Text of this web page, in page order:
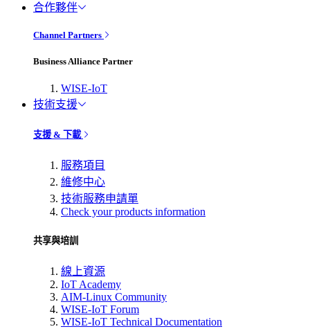
合作夥伴
Channel Partners
Business Alliance Partner
WISE-IoT
技術支援
支援 & 下載
服務項目
維修中心
技術服務申請單
Check your products information
共享與培訓
線上資源
IoT Academy
AIM-Linux Community
WISE-IoT Forum
WISE-IoT Technical Documentation